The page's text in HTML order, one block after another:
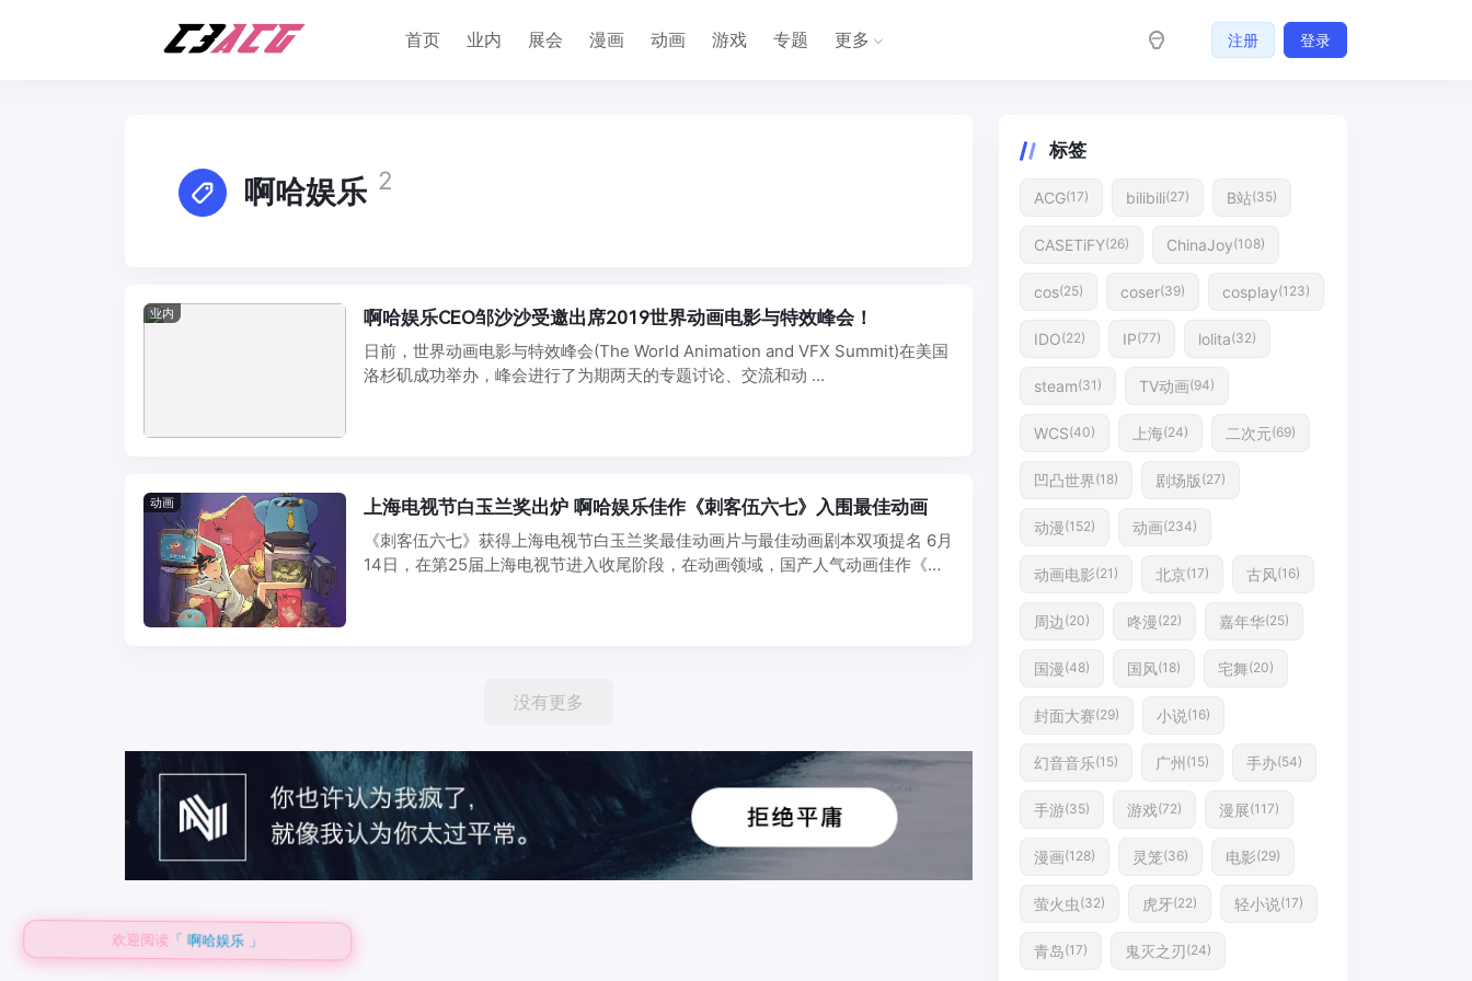
首页 业内 展会 漫画 动画 游戏 专题 更多 注册 登录
啊哈娱乐 2
业内 啊哈娱乐CEO邹沙沙受邀出席2019世界动画电影与特效峰会！
日前，世界动画电影与特效峰会(The World Animation and VFX Summit)在美国
洛杉矶成功举办，峰会进行了为期两天的专题讨论、交流和动 ...
动画 上海电视节白玉兰奖出炉 啊哈娱乐佳作《刺客伍六七》入围最佳动画
《刺客伍六七》获得上海电视节白玉兰奖最佳动画片与最佳动画剧本双项提名 6月
14日，在第25届上海电视节进入收尾阶段，在动画领域，国产人气动画佳作《刺
没有更多
标签
ACG(17) bilibili(27) B站(35)
CASETiFY(26) ChinaJoy(108)
cos(25) coser(39) cosplay(123)
IDO(22) IP(77) lolita(32)
steam(31) TV动画(94)
WCS(40) 上海(24) 二次元(69)
凹凸世界(18) 剧场版(27)
动漫(152) 动画(234)
动画电影(21) 北京(17) 古风(16)
周边 (20) 咚漫(22) 嘉年华(25)
国漫(48) 国风(18) 宅舞(20)
封面大赛(29) 小说(16)
幻音音乐(15) 广州 (15) 手办(54)
手游(35) 游戏(72) 漫展(117)
漫画(128) 灵笼(36) 电影(29)
萤火虫 (32) 虎牙(22) 轻小说(17)
青岛(17) 鬼灭之刃(24)
欢迎阅读「 啊哈娱乐 」